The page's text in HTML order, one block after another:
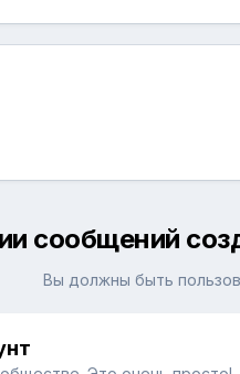
сообщений
Вы должны быть